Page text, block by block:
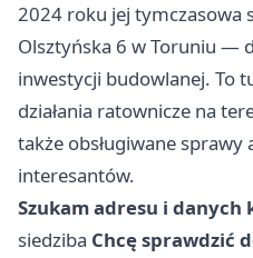
2024 roku jej tymczasowa
Olsztyńska 6 w Toruniu —
inwestycji budowlanej. To
działania ratownicze na
także obsługiwane
interesantów.
Szukam adresu i
siedziba Chcę sprawdzić